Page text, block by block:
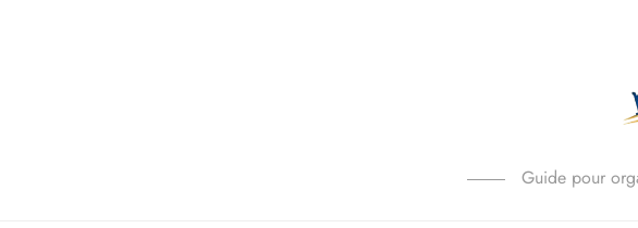
Guide pour